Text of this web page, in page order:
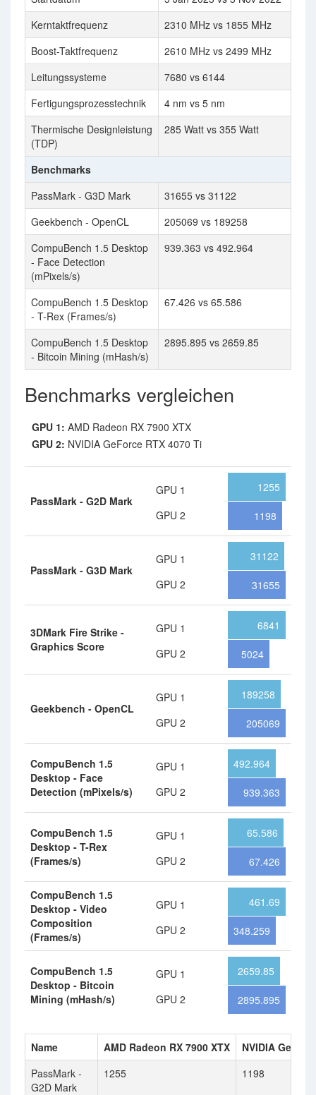
Kerntaktfrequenz
2310 MHz vs 1855 MHz
Boost-Taktfrequenz
2610 MHz vs 2499 MHz
Leitungssysteme
7680 vs 6144
Fertigungsprozesstechnik
4 nm vs 5 nm
Thermische Designleistung
(TDP)
285 Watt vs 355 Watt
Benchmarks
PassMark - G3D Mark
31655 vs 31122
Geekbench - OpenCL
205069 vs 189258
CompuBench 1.5 Desktop
- Face Detection
(mPixels/s)
939.363 vs 492.964
CompuBench 1.5 Desktop
- T-Rex (Frames/s)
67.426 vs 65.586
CompuBench 1.5 Desktop
- Bitcoin Mining (mHash/s)
2895.895 vs 2659.85
Benchmarks vergleichen
GPU 1: AMD Radeon RX 7900 XTX
GPU 2: NVIDIA GeForce RTX 4070 Ti
PassMark - G2D Mark
GPU 1
GPU 2
1255
1198
PassMark - G3D Mark
GPU 1
GPU 2
31122
31655
3DMark Fire Strike -
Graphics Score
GPU 1
GPU 2
6841
5024
Geekbench - OpenCL
GPU 1
GPU 2
189258
205069
CompuBench 1.5
Desktop - Face
Detection (mPixels/s)
GPU 1
GPU 2
492.964
939.363
CompuBench 1.5
Desktop - T-Rex
(Frames/s)
GPU 1
GPU 2
65.586
67.426
CompuBench 1.5
Desktop - Video
Composition
(Frames/s)
GPU 1
GPU 2
461.69
348.259
CompuBench 1.5
Desktop - Bitcoin
Mining (mHash/s)
GPU 1
GPU 2
2659.85
2895.895
Name AMD Radeon RX 7900 XTX
NVIDIA
PassMark -
G2D Mark
1255 1198